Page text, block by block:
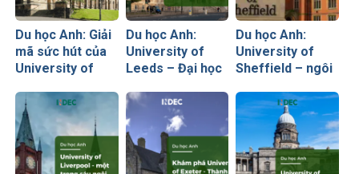
Du học Anh: Giải
mã sức hút của
University of
trường cổ xưa
bậc nhất
Scotland
Du học Anh:
University of
Leeds – Đại học
lập lớn top đầu
nước Anh
Du học Anh:
University of
Sheffield – ngôi
nghiên cứu và
tiên phong ứng
dụng thực tế